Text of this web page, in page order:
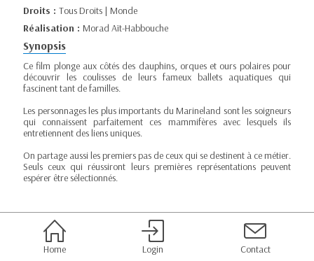
Droits : Tous Droits | Monde
Réalisation : Morad Aït-Habbouche
Synopsis
Ce film plonge aux côtés des dauphins, orques et ours polaires pour
découvrir les coulisses de leurs fameux ballets aquatiques qui
fascinent tant de familles.
Les personnages les plus importants du Marineland sont les soigneurs
qui connaissent parfaitement ces mammifères avec lesquels ils
entretiennent des liens uniques.
On partage aussi les premiers pas de ceux qui se destinent à ce métier.
Seuls ceux qui réussiront leurs premières représentations peuvent
espérer être sélectionnés.
Home Login Contact